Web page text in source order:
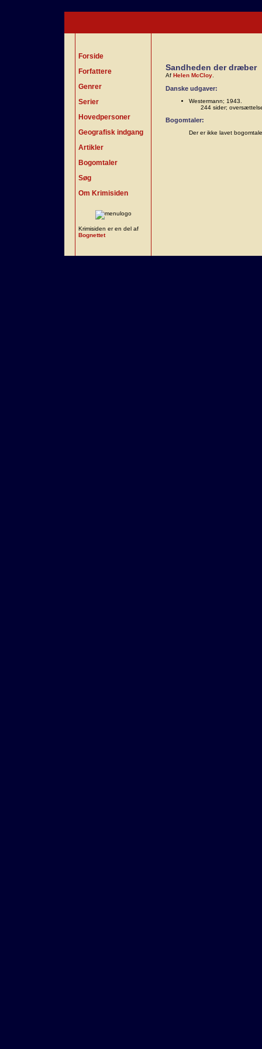
Forside
Forfattere
Genrer
Serier
Hovedpersoner
Geografisk indgang
Artikler
Bogomtaler
Søg
Om Krimisiden
Krimisiden er en del af
Bognettet
Sandheden der dræber
Af Helen McCloy
Danske udgaver:
Westermann; 1943.
244 sider;
Bogomtaler:
Der er ikke lavet